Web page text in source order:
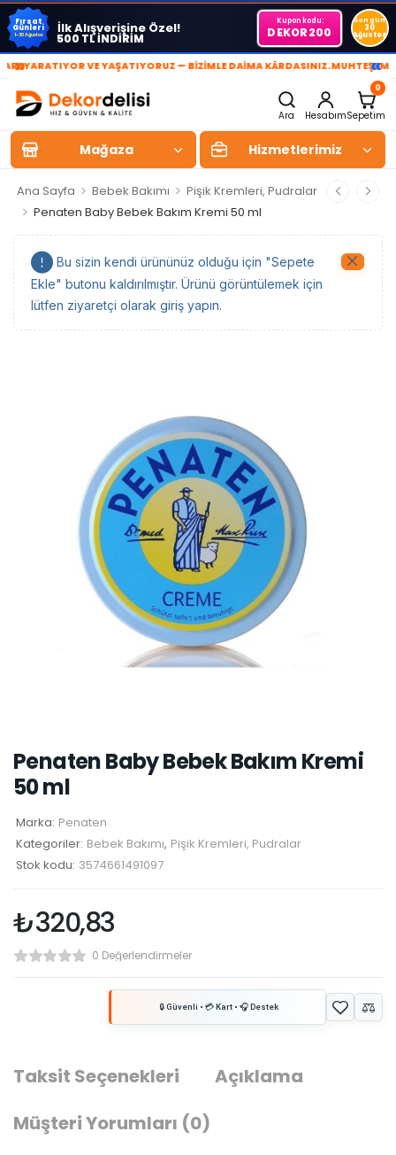
Fırsat
Günleri
1-30 Ağustos İlk Alışverişine Özel!
500 TL İNDİRİM
Kupon kodu:
DEKOR200
Son gün
30
Ağustos
»
YARATIYOR VE YAŞATIYORUZ — BİZİMLE DAİMA KÂRDASINIZ.MUHTEŞEM
«
Ara Hesabım
0
Sepetim
Mağaza Hizmetlerimiz
Ana Sayfa > Bebek Bakımı > Pişik Kremleri, Pudralar
> Penaten Baby Bebek Bakım Kremi 50 ml
Bu sizin kendi ürününüz olduğu için "Sepete
Ekle" butonu kaldırılmıştır. Ürünü görüntülemek için
lütfen ziyaretçi olarak giriş yapın.
Penaten Baby Bebek Bakım Kremi
50 ml
Marka: Penaten
Kategoriler: Bebek Bakımı, Pişik Kremleri, Pudralar
Stok kodu: 3574661491097
₺320,83
0 Değerlendirmeler
Taksit Seçenekleri
Açıklama
Müşteri Yorumları (0)